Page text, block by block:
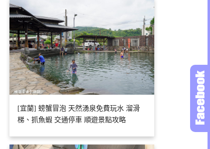
[宜蘭] 螃蟹冒泡 天然湧泉免費玩水 溜滑
梯、抓魚蝦 交通停車 順遊景點攻略